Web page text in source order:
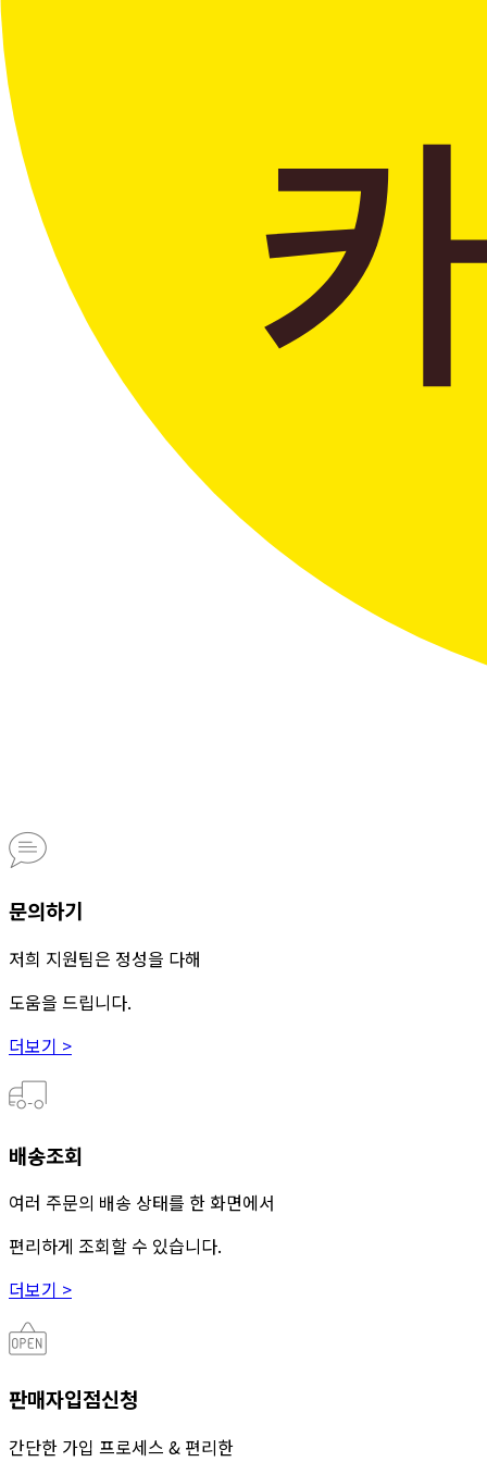
문의하기
저희 지원팀은 정성을 다해
도움을 드립니다.
더보기 >
배송조회
여러 주문의 배송 상태를 한 화면에서
편리하게 조회할 수 있습니다.
더보기 >
판매자입점신청
간단한 가입 프로세스 & 편리한